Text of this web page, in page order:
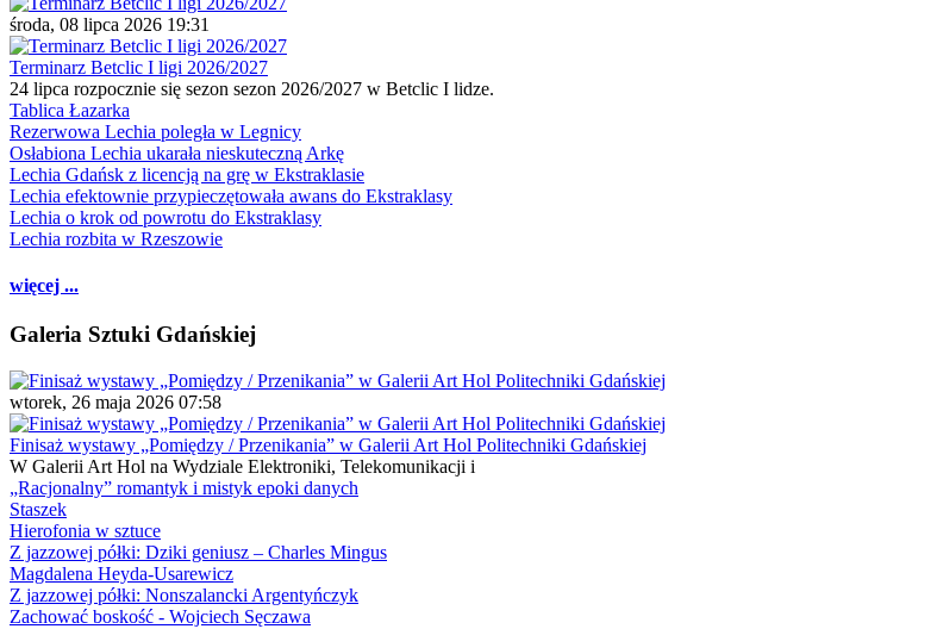
środa, 08 lipca 2026 19:31
Terminarz Betclic I ligi 2026/2027
24 lipca rozpocznie się sezon sezon 2026/2027 w Betclic I lidze.
Tablica Łazarka
Rezerwowa Lechia poległa w Legnicy
Osłabiona Lechia ukarała nieskuteczną Arkę
Lechia Gdańsk z licencją na grę w Ekstraklasie
Lechia efektownie przypieczętowała awans do Ekstraklasy
Lechia o krok od powrotu do Ekstraklasy
Lechia rozbita w Rzeszowie
więcej ...
Galeria Sztuki Gdańskiej
wtorek, 26 maja 2026 07:58
Finisaż wystawy „Pomiędzy / Przenikania” w Galerii Art Hol Politechniki Gdańskiej
W Galerii Art Hol na Wydziale Elektroniki, Telekomunikacji i
„Racjonalny” romantyk i mistyk epoki danych
Staszek
Hierofonia w sztuce
Z jazzowej półki: Dziki geniusz – Charles Mingus
Magdalena Heyda-Usarewicz
Z jazzowej półki: Nonszalancki Argentyńczyk
Zachować boskość - Wojciech Sęczawa